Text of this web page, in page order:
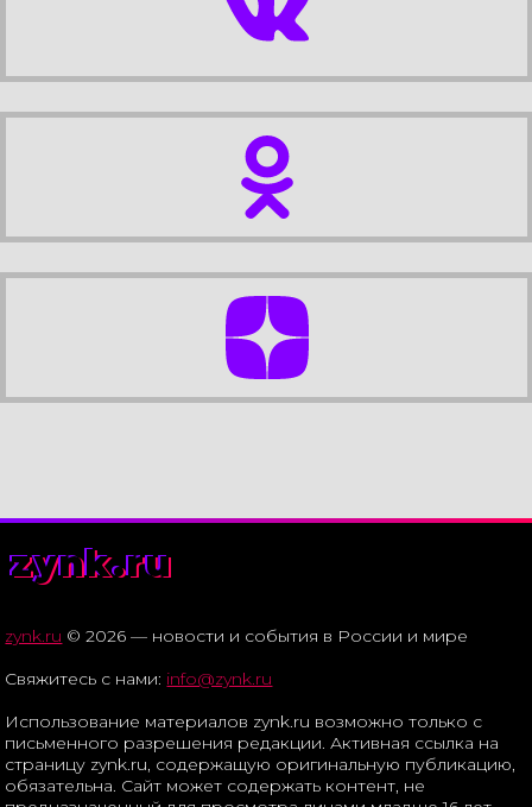
zynk.ru
zynk.ru © 2026 — новости и события в России и мире
Свяжитесь с нами: info@zynk.ru
Использование материалов zynk.ru возможно только с
письменного разрешения редакции. Активная ссылка на
страницу zynk.ru, содержащую оригинальную публикацию,
обязательна. Сайт может содержать контент, не